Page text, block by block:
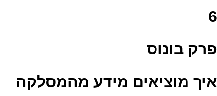
6
פרק בונוס
איך מוציאים מידע מהמסלקה